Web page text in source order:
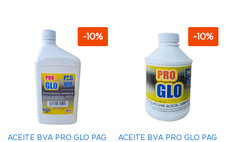
-10%
ACEITE BVA PRO GLO PAG
-10%
ACEITE BVA PRO GLO PAG